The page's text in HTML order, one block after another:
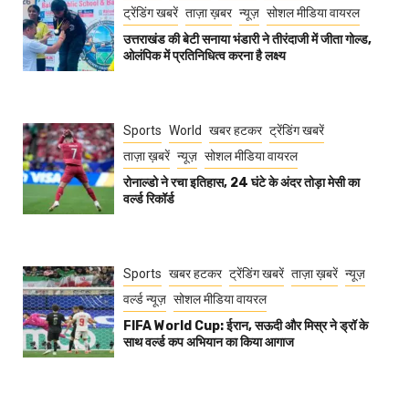
ट्रेंडिंग खबरें ताज़ा ख़बर न्यूज़ सोशल मीडिया वायरल
उत्तराखंड की बेटी सनाया भंडारी ने तीरंदाजी में जीता गोल्ड,
ओलंपिक में प्रतिनिधित्व करना है लक्ष्य
Sports World खबर हटकर ट्रेंडिंग खबरें
ताज़ा ख़बरें न्यूज़ सोशल मीडिया वायरल
रोनाल्डो ने रचा इतिहास, 24 घंटे के अंदर तोड़ा मेसी का
वर्ल्ड रिकॉर्ड
Sports खबर हटकर ट्रेंडिंग खबरें ताज़ा ख़बरें न्यूज़
वर्ल्ड न्यूज़ सोशल मीडिया वायरल
FIFA World Cup: ईरान, सऊदी और मिस्र ने ड्रॉ के
साथ वर्ल्ड कप अभियान का किया आगाज